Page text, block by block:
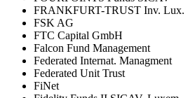
FRANKFURT-TRUST Inv. Lux.
FSK AG
FTC Capital GmbH
Falcon Fund Management
Federated Internat. Managment
Federated Unit Trust
FiNet